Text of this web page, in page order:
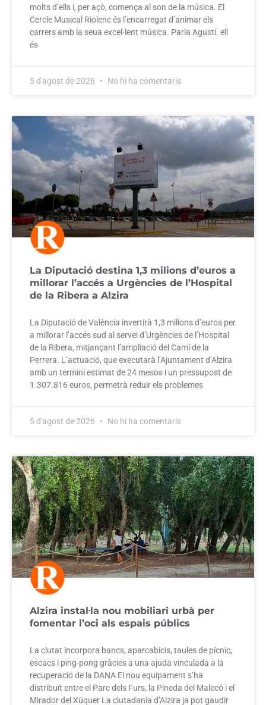
molts d’ells i, per açò, comença al son de la música. El
Cercle Musical Riolenc és l’encarregat d’animar els
carrers amb la seua excel·lent música. Parla Agustí. ell
és
5 d'agost de 2026 No hi ha comentaris
La Diputació destina 1,3 milions d’euros a
millorar l’accés a Urgències de l’Hospital
de la Ribera a Alzira
La Diputació de València invertirà 1,3 milions d’euros per
a millorar l’accés sud al servei d’Urgències de l’Hospital
de la Ribera, mitjançant l’ampliació del Camí de la
Perrera. L’actuació, que executarà l’Ajuntament d’Alzira
amb un termini estimat de 24 mesos i un pressupost de
1.307.816 euros, permetrà reduir els problemes
5 d'agost de 2026 No hi ha comentaris
Alzira instal·la nou mobiliari urbà per
fomentar l’oci als espais públics
La ciutat incorpora bancs, aparcabicis, taules de pícnic,
escacs i ping-pong gràcies a una ajuda vinculada a la
recuperació de la DANA El nou equipament s’ha
distribuït entre el Parc dels Furs, la Pineda del Malecó i el
Mirador del Xúquer La ciutadania d’Alzira ja pot gaudir